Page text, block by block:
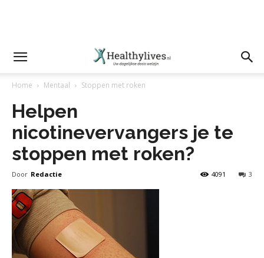
Home Mentaal Stoppen met roken
Helpen
nicotinevervangers je te
stoppen met roken?
Door Redactie 3
4091